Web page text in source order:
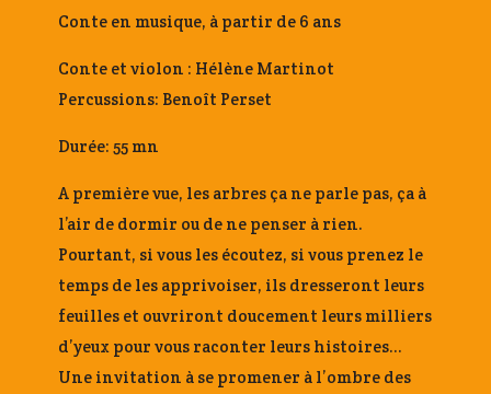
Conte en musique, à partir de 6 ans
Conte et violon : Hélène Martinot
Percussions: Benoît Perset
Durée: 55 mn
A première vue, les arbres ça ne parle pas, ça à
l’air de dormir ou de ne penser à rien.
Pourtant, si vous les écoutez, si vous prenez le
temps de les apprivoiser, ils dresseront leurs
feuilles et ouvriront doucement leurs milliers
d’yeux pour vous raconter leurs histoires…
Une invitation à se promener à l’ombre des